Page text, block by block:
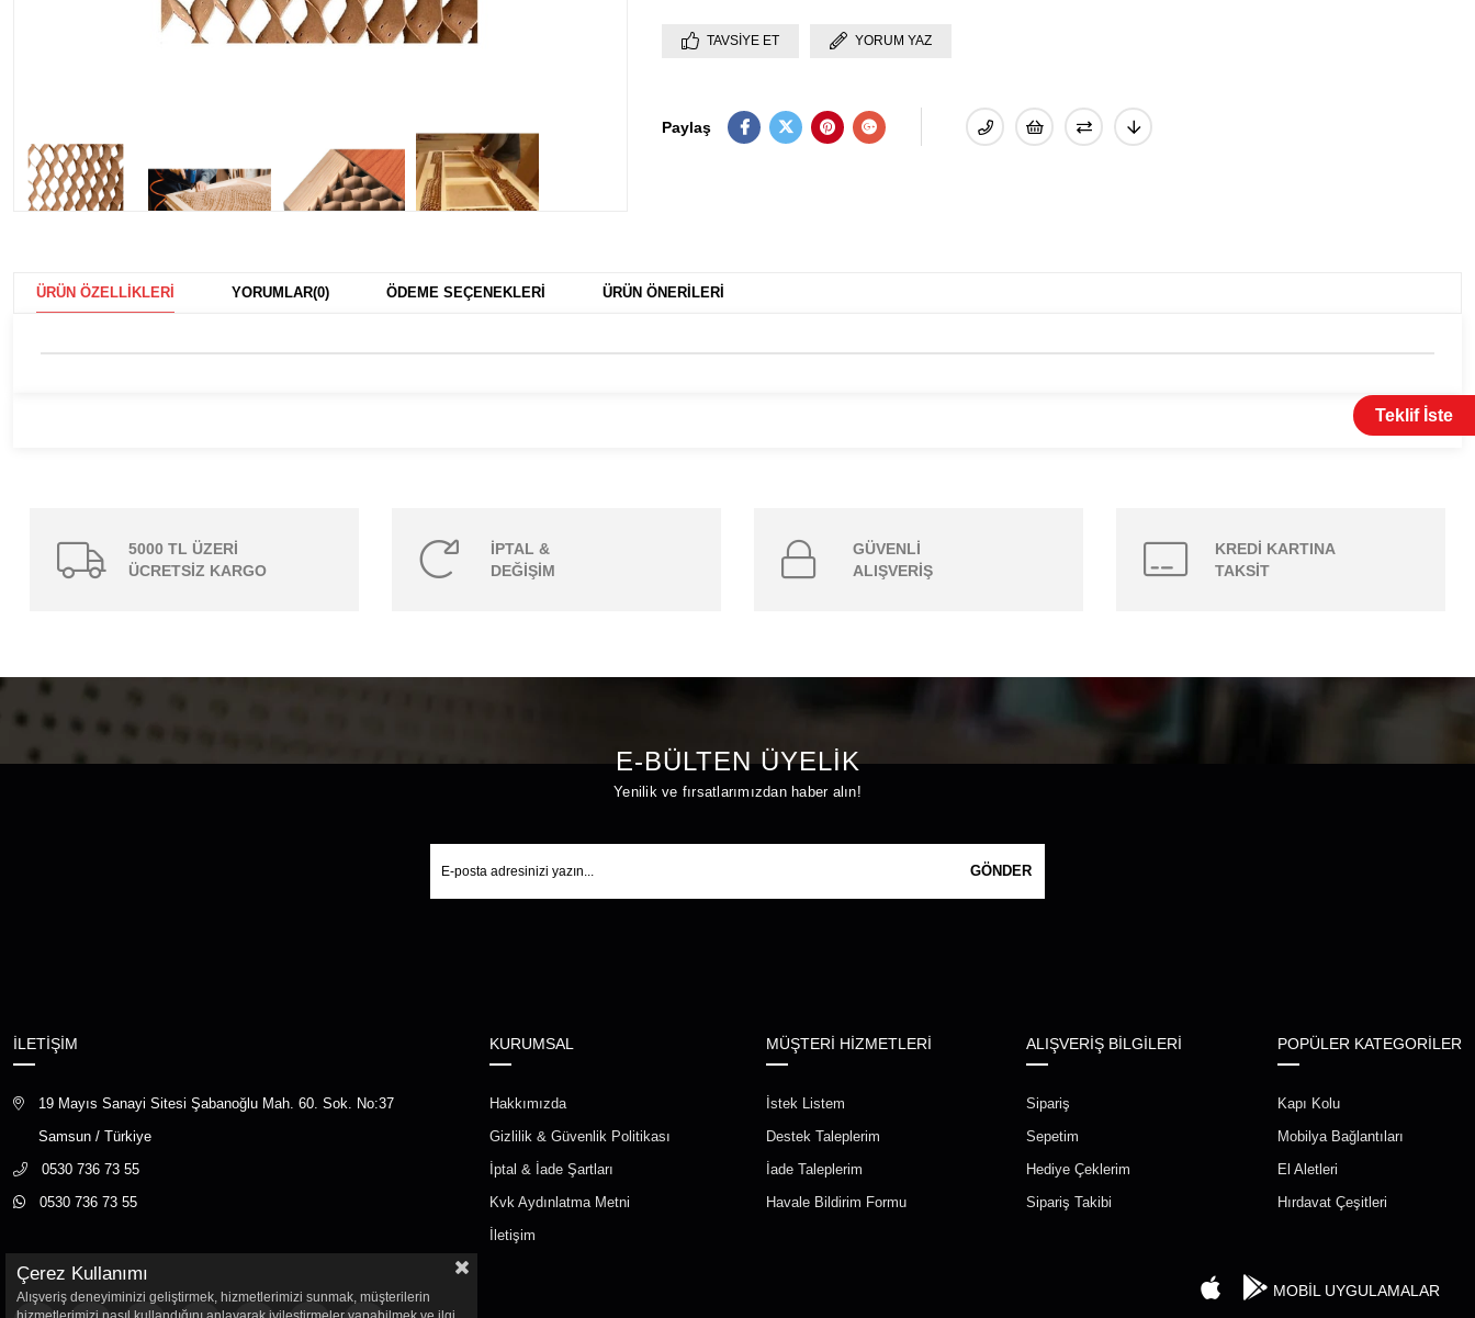
Teklif İste
TAVSIYE ET YORUM YAZ
Paylaş
ÜRÜN ÖZELLIKLERI YORUMLAR(0) ÖDEME SEÇENEKLERI ÜRÜN ÖNERILERI
5000 TL ÜZERİ
ÜCRETSİZ KARGO
İPTAL &
DEĞİŞİM
GÜVENLİ
ALIŞVERİŞ
KREDİ KARTINA
TAKSİT
E-BÜLTEN ÜYELİK
Yenilik ve fırsatlarımızdan haber alın!
GÖNDER
İLETİŞİM
19 Mayıs Sanayi Sitesi Şabanoğlu Mah. 60. Sok. No:37
Samsun / Türkiye
0530 736 73 55
0530 736 73 55
KURUMSAL
Hakkımızda
Gizlilik & Güvenlik Politikası
İptal & İade Şartları
Kvk Aydınlatma Metni
İletişim
MÜŞTERİ HİZMETLERİ
İstek Listem
Destek Taleplerim
İade Taleplerim
Havale Bildirim Formu
ALIŞVERİŞ BİLGİLERİ
Sipariş
Sepetim
Hediye Çeklerim
Sipariş Takibi
POPÜLER KATEGORİLER
Kapı Kolu
Mobilya Bağlantıları
El Aletleri
Hırdavat Çeşitleri
MOBİL UYGULAMALAR
Çerez Kullanımı
Alışveriş deneyiminizi geliştirmek, hizmetlerimizi sunmak, müşterilerin